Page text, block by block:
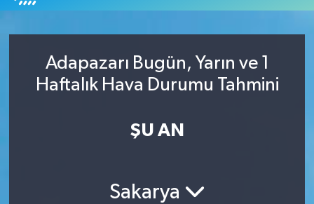
Adapazarı Bugün, Yarın ve 1
Haftalık Hava Durumu Tahmini
ŞU AN
Sakarya
Kültür-Sanat
Son Dakika Haberleri